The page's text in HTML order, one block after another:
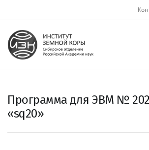
Программа для ЭВМ №
«sq20»